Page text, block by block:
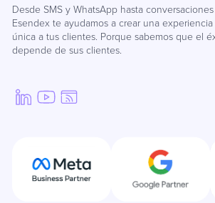
Desde SMS y WhatsApp hasta
Esendex te ayudamos a crear una
única a tus clientes. Porque sabemos que el
depende de sus clientes.